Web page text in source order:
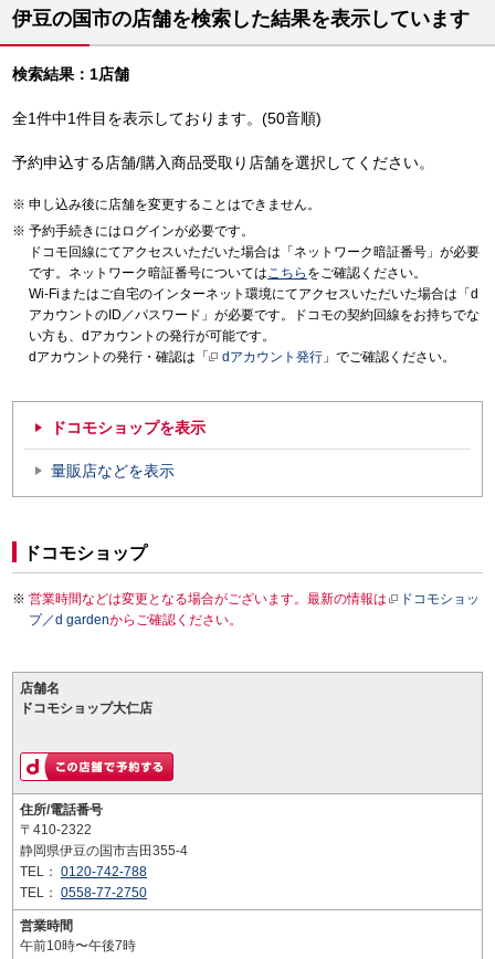
伊豆の国市の店舗を検索した結果を表示しています
検索結果：1店舗
全1件中1件目を表示しております。(50音順)
予約申込する店舗/購入商品受取り店舗を選択してください。
申し込み後に店舗を変更することはできません。
予約手続きにはログインが必要です。
ドコモ回線にてアクセスいただいた場合は「ネットワーク暗証番号」が必要
です。ネットワーク暗証番号についてはこちら をご確認ください。
Wi-Fiまたはご自宅のインターネット環境にてアクセスいただいた場合は「d
アカウントのID／パスワード」が必要です。ドコモの契約回線をお持ちでな
い方も、dアカウントの発行が可能です。
dアカウントの発行・確認は「
dアカウント発行 」でご確認ください。
ドコモショップを表示
量販店などを表示
ドコモショップ
営業時間などは変更となる場合がございます。最新の情報は
ドコモショッ
プ／d gardenからご確認ください。
店舗名
ドコモショップ大仁店
住所/電話番号
〒410-2322
静岡県伊豆の国市吉田355-4
TEL： 0120-742-788
TEL： 0558-77-2750
営業時間
午前10時〜午後7時